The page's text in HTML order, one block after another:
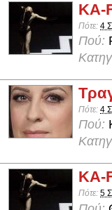
KA-
Πότε: 4
Πού:
Πότε: 4
Πού:
KA-
Πότε: 5